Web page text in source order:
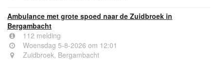
Ambulance met grote spoed naar de Zuidbroek in
Bergambacht
112 melding
Woensdag 5-8-2026 om 12:01
Zuidbroek, Bergambacht